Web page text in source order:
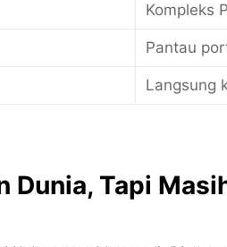
Kompleks
Pantau
Langsung
Tapi